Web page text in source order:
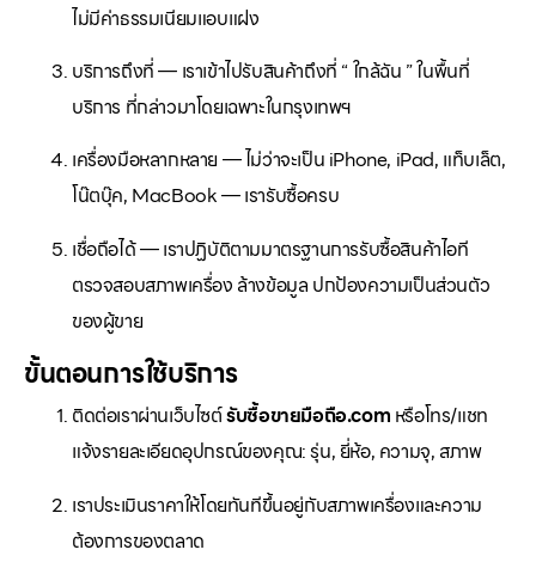
ไม่มีค่าธรรมเนียมแอบแฝง
บริการถึงที่ — เราเข้าไปรับสินค้าถึงที่ “ ใกล้ฉัน ” ในพื้นที่
บริการ ที่กล่าวมาโดยเฉพาะในกรุงเทพฯ
เครื่องมือหลากหลาย — ไม่ว่าจะเป็น iPhone, iPad, แท็บเล็ต,
โน๊ตบุ๊ค, MacBook — เรารับซื้อครบ
เชื่อถือได้ — เราปฏิบัติตามมาตรฐานการรับซื้อสินค้าไอที
ตรวจสอบสภาพเครื่อง ล้างข้อมูล ปกป้องความเป็นส่วนตัว
ของผู้ขาย
ขั้นตอนการใช้บริการ
ติดต่อเราผ่านเว็บไซต์รับซื้อขายมือถือ.com หรือโทร/แชท
แจ้งรายละเอียดอุปกรณ์ของคุณ: รุ่น, ยี่ห้อ, ความจุ, สภาพ
เราประเมินราคาให้โดยทันทีขึ้นอยู่กับสภาพเครื่องและความ
ต้องการของตลาด